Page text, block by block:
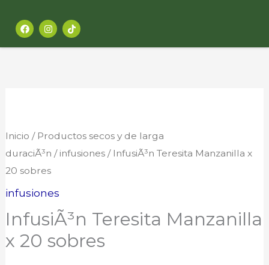
contenido
F
a
c
e
I
n
s
t
Inicio / Productos secos y de larga
duraciÃ³n / infusiones / InfusiÃ³n Teresita Manzanilla x
20 sobres
infusiones
InfusiÃ³n Teresita Manzanilla
x 20 sobres
Manzanilla
x
20
sobres